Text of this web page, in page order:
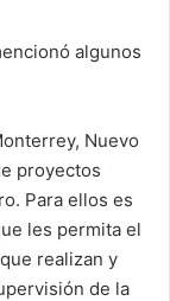
algunos
Nuevo
proyectos
Para ellos es
les permita el
realizan y
de la